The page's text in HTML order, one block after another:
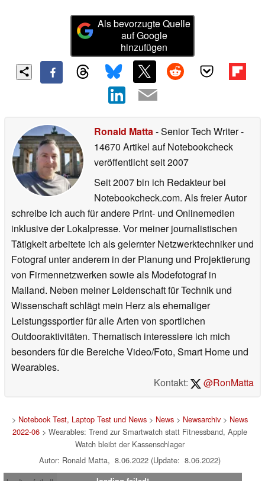
Als bevorzugte Quelle
auf Google
hinzufügen
Ronald Matta- Senior Tech Writer-
14670 Artikel auf Notebookcheck
veröffentlichtseit 2007
Seit 2007 bin ich Redakteur bei
Notebookcheck.com. Als freier Autor
schreibe ich auch für andere Print- und Onlinemedien
inklusive der Lokalpresse. Vor meiner journalistischen
Tätigkeit arbeitete ich als gelernter Netzwerktechniker und
Fotograf unter anderem in der Planung und Projektierung
von Firmennetzwerken sowie als Modefotograf in
Mailand. Neben meiner Leidenschaft für Technik und
Wissenschaft schlägt mein Herz als ehemaliger
Leistungssportler für alle Arten von sportlichen
Outdooraktivitäten. Thematisch interessiere ich mich
besonders für die Bereiche Video/Foto, Smart Home und
Wearables.
Kontakt:
@RonMatta
> Notebook Test, Laptop Test und News> News> Newsarchiv> News
2022-06> Wearables: Trend zur Smartwatch statt Fitnessband, Apple
Watch bleibt der Kassenschlager
Autor: Ronald Matta, 8.06.2022 (Update: 8.06.2022)